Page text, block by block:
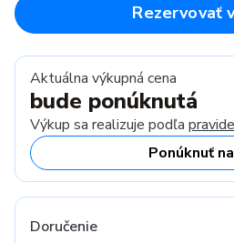
Rezervovať
Aktuálna výkupná cena
bude ponúknutá
Výkup sa realizuje podľa
Ponúknuť
Doručenie